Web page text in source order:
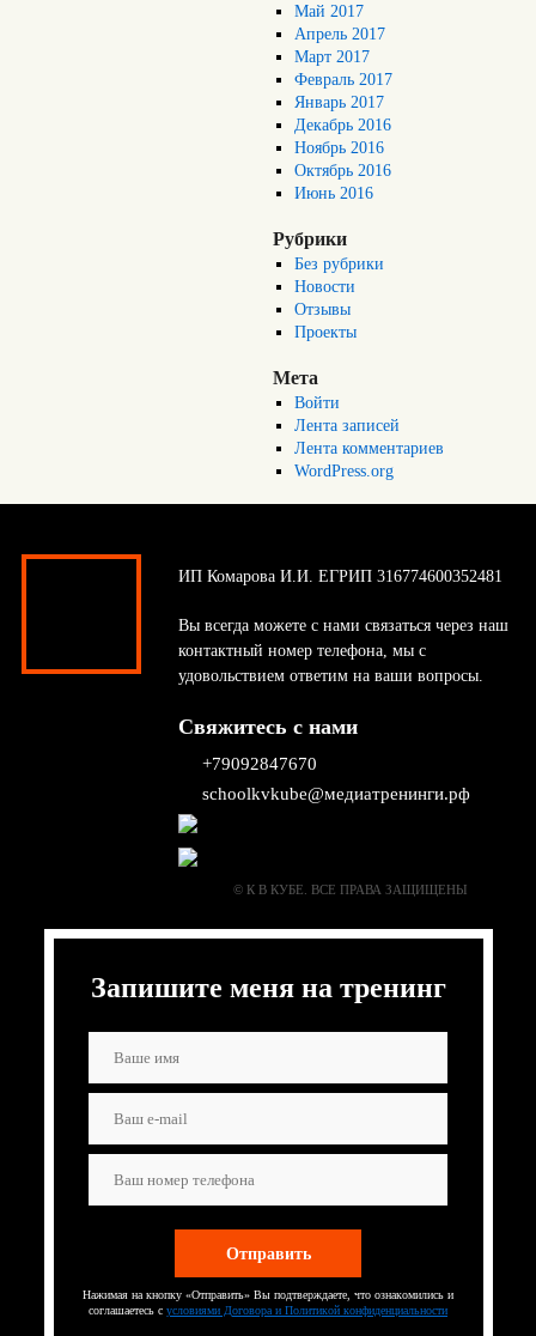
Май 2017
Апрель 2017
Март 2017
Февраль 2017
Январь 2017
Декабрь 2016
Ноябрь 2016
Октябрь 2016
Июнь 2016
Рубрики
Без рубрики
Новости
Отзывы
Проекты
Мета
Войти
Лента записей
Лента комментариев
WordPress.org
ИП Комарова И.И. ЕГРИП 316774600352481
Вы всегда можете с нами связаться через наш
контактный номер телефона, мы с
удовольствием ответим на ваши вопросы.
Свяжитесь с нами
+79092847670
schoolkvkube@медиатренинги.рф
© К В КУБЕ. ВСЕ ПРАВА ЗАЩИЩЕНЫ
Запишите меня на тренинг
Нажимая на кнопку «Отправить» Вы подтверждаете, что ознакомились и
соглашаетесь с условиями Договора и Политикой конфиденциальности